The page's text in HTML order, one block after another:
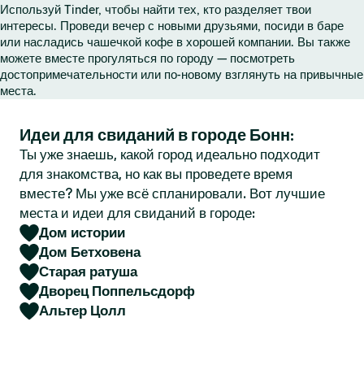
ц
а
T
i
n
r
Используй Tinder, чтобы найти тех, кто разделяет твои
интересы. Проведи вечер с новыми друзьями, посиди в баре
или насладись чашечкой кофе в хорошей компании. Вы также
можете вместе прогуляться по городу — посмотреть
достопримечательности или по-новому взглянуть на привычные
места.
Идеи для свиданий в городе Бонн:
Ты уже знаешь, какой город идеально подходит
для знакомства, но как вы проведете время
вместе? Мы уже всё спланировали. Вот лучшие
места и идеи для свиданий в городе:
Дом истории
Дом Бетховена
Старая ратуша
Дворец Поппельсдорф
Альтер Цолл